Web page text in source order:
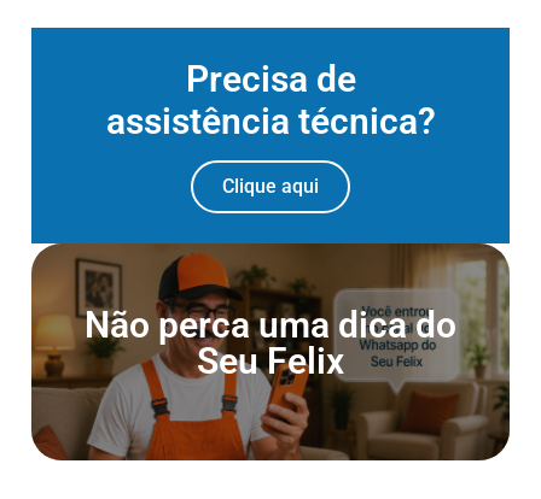
Precisa de
assistência técnica?
Clique aqui
Não perca uma dica do
Seu Felix
Entre para o Canal do
Whatsapp
Entrar agora